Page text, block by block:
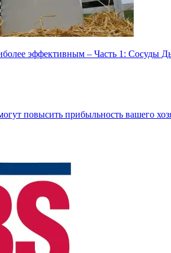
эффективным – Часть 1: Сосуды
повысить прибыльность вашего